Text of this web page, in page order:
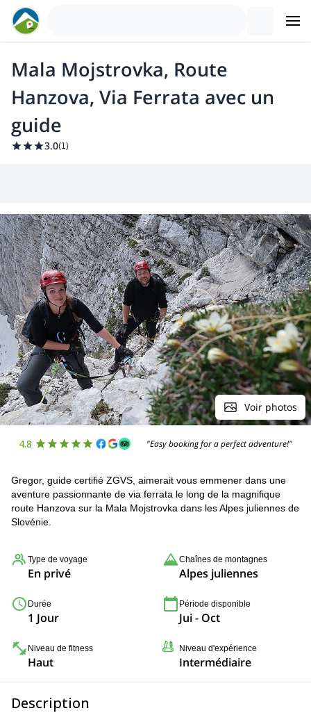
Mala Mojstrovka, Route
Hanzova, Via Ferrata avec un
guide
3.0(1)
Voir photos
4.8 "Easy booking for a perfect adventure!"
Gregor, guide certifié ZGVS, aimerait vous emmener dans une
aventure passionnante de via ferrata le long de la magnifique
route Hanzova sur la Mala Mojstrovka dans les Alpes juliennes de
Slovénie.
Type de voyage
En privé
Chaînes de montagnes
Alpes juliennes
Durée
1 Jour
Période disponible
Jui - Oct
Niveau de fitness
Haut
Niveau d'expérience
Intermédiaire
Description